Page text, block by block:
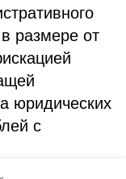
размере от
юридических
с